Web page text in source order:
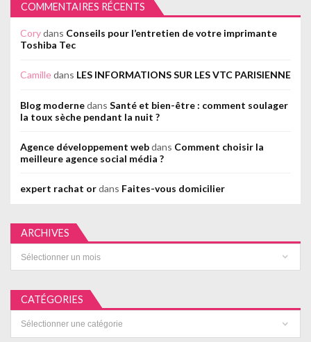
COMMENTAIRES RÉCENTS
Corydans Conseils pour l’entretien de votre imprimante
Toshiba Tec
Camilledans LES INFORMATIONS SUR LES VTC PARISIENNE
Blog modernedans Santé et bien-être : comment soulager
la toux sèche pendant la nuit ?
Agence développement webdans Comment choisir la
meilleure agence social média ?
expert rachat ordans Faites-vous domicilier
ARCHIVES
CATÉGORIES